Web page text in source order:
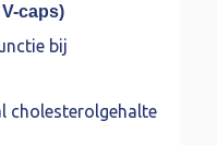
caps)
bij
cholesterolgehalte